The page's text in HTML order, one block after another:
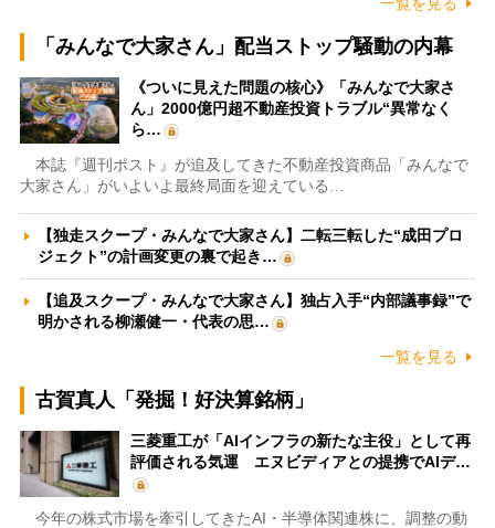
「みんなで大家さん」配当ストップ騒動の内幕
《ついに見えた問題の核心》「みんなで大家さ
ん」2000億円超不動産投資トラブル“異常なく
ら…
本誌『週刊ポスト』が追及してきた不動産投資商品「みんなで
大家さん」がいよいよ最終局面を迎えている…
【独走スクープ・みんなで大家さん】二転三転した“成田プロ
ジェクト”の計画変更の裏で起き…
【追及スクープ・みんなで大家さん】独占入手“内部議事録”で
明かされる柳瀬健一・代表の思…
一覧を見る
古賀真人「発掘！好決算銘柄」
三菱重工が「AIインフラの新たな主役」として再
評価される気運 エヌビディアとの提携でAIデ…
今年の株式市場を牽引してきたAI・半導体関連株に、調整の動